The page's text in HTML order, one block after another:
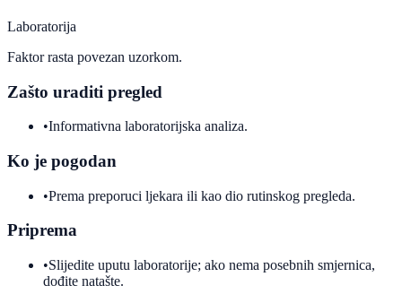
Laboratorija
Faktor rasta povezan uzorkom.
Zašto uraditi pregled
•Informativna laboratorijska analiza.
Ko je pogodan
•Prema preporuci ljekara ili kao dio rutinskog pregleda.
Priprema
•Slijedite uputu laboratorije; ako nema posebnih smjernica,
dođite natašte.